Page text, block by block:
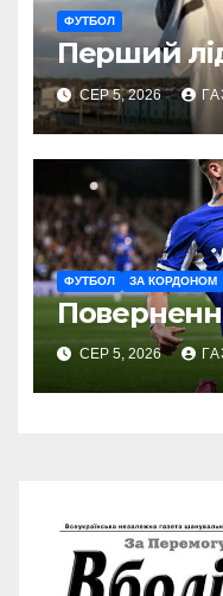
ФУТБОЛ
Перший
СЕР 5, 2026
ФУТБОЛ ЗА КОРДОНОМ
СЕР 5, 2026